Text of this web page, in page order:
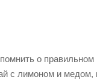
о
с лимоном и